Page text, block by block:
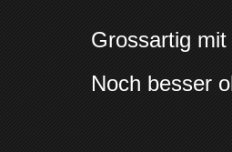
Grossartig mit
Noch besser